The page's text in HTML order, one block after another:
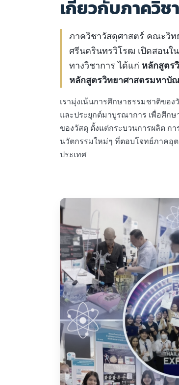
เกี่ยวกับภาควิ
ภาควิชาวัสดุศาสตร์ คณะวิท
ศรีนครินทรวิโรฒ เปิดสอนใ
ทางวิชาการ ได้แก่ หลักสูตร
หลักสูตรวิทยาศาสตรมหาบั
เรามุ่งเน้นการศึกษาธรรมชาติขอ
และประยุกต์มาบูรณาการ เพื่อศึก
ของวัสดุ ตั้งแต่กระบวนการผลิต ก
นวัตกรรมใหม่ๆ ที่ตอบโจทย์ภาคอุ
ประเทศ